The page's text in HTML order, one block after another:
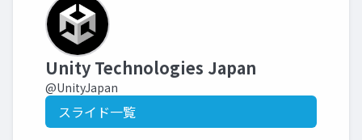
Unity Technologies Japan
@UnityJapan
スライド一覧